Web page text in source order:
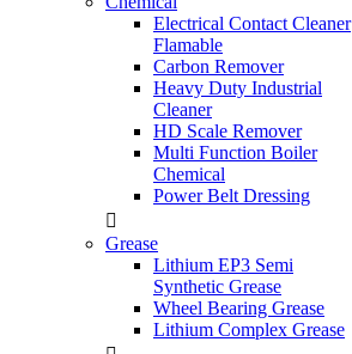
Electrical Contact Cleaner
Flamable
Carbon Remover
Heavy Duty Industrial
Cleaner
HD Scale Remover
Multi Function Boiler
Chemical
Power Belt Dressing
Grease
Lithium EP3 Semi
Synthetic Grease
Wheel Bearing Grease
Lithium Complex Grease